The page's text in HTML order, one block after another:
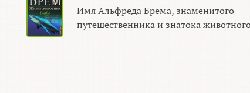
Имя Альфреда Брема, знаменитого
путешественника и знатока